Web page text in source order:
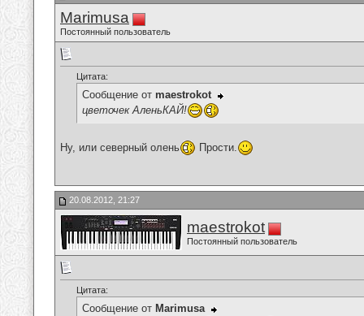
Marimusa
Постоянный пользователь
Цитата:
Сообщение от maestrokot
цветочек АленьКАЙ!
Ну, или северный олень Прости.
20.08.2012, 21:27
maestrokot
Постоянный пользователь
Цитата:
Сообщение от Marimusa